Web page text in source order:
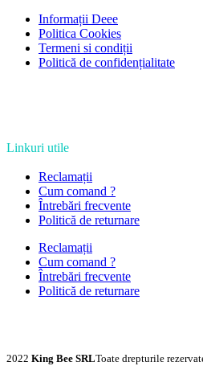
Informații Deee
Politica Cookies
Termeni si condiții
Politică de confidențialitate
Linkuri utile
Reclamații
Cum comand ?
Întrebări frecvente
Politică de returnare
Reclamații
Cum comand ?
Întrebări frecvente
Politică de returnare
2022 King Bee SRLToate drepturile